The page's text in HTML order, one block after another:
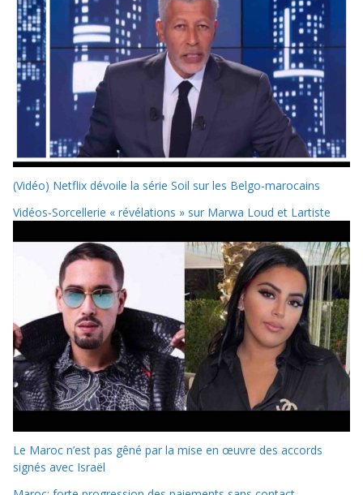
(Vidéo) Netflix dévoile la série Soil sur les Belgo-marocains
Vidéos-Sorcellerie « révélations » sur Marwa Loud et Lartiste
Le Maroc n’est pas gêné par la mise en œuvre des accords
signés avec Israël